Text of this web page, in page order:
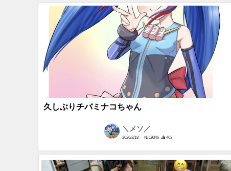
久しぶりチバミナコちゃん
＼メソ／
2026/2/18 - №19346 463